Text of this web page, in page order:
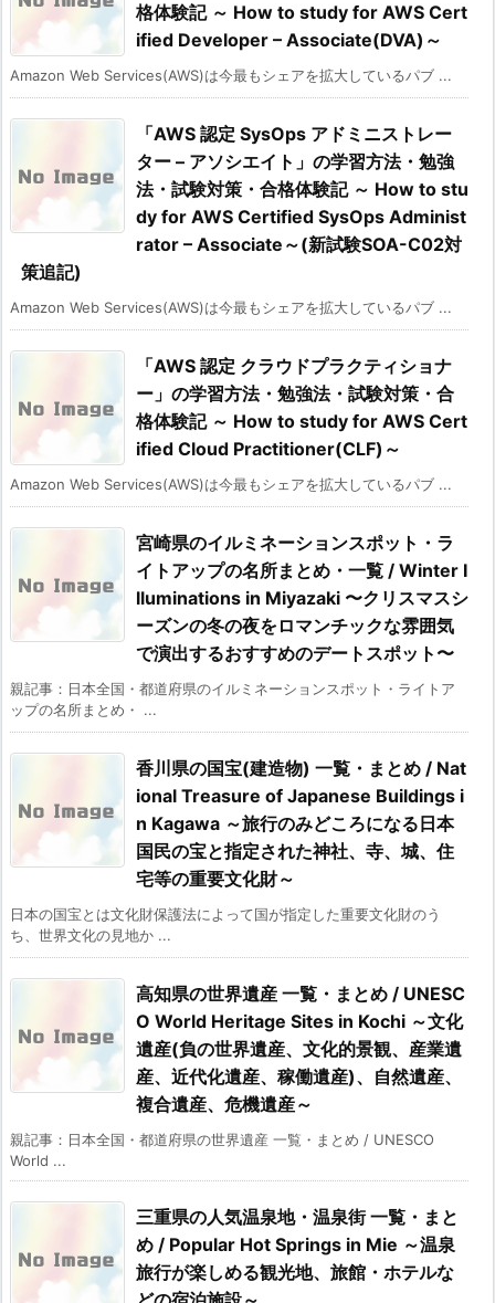
格体験記 ～ How to study for AWS Cert
ified Developer – Associate(DVA)～
Amazon Web Services(AWS)は今最もシェアを拡大しているパブ ...
「AWS 認定 SysOps アドミニストレー
ター – アソシエイト」の学習方法・勉強
法・試験対策・合格体験記 ～ How to stu
dy for AWS Certified SysOps Administ
rator – Associate～(新試験SOA-C02対
策追記)
Amazon Web Services(AWS)は今最もシェアを拡大しているパブ ...
「AWS 認定 クラウドプラクティショナ
ー」の学習方法・勉強法・試験対策・合
格体験記 ～ How to study for AWS Cert
ified Cloud Practitioner(CLF)～
Amazon Web Services(AWS)は今最もシェアを拡大しているパブ ...
宮崎県のイルミネーションスポット・ラ
イトアップの名所まとめ・一覧 / Winter I
lluminations in Miyazaki 〜クリスマスシ
ーズンの冬の夜をロマンチックな雰囲気
で演出するおすすめのデートスポット〜
親記事：日本全国・都道府県のイルミネーションスポット・ライトア
ップの名所まとめ・ ...
香川県の国宝(建造物) 一覧・まとめ / Nat
ional Treasure of Japanese Buildings i
n Kagawa ～旅行のみどころになる日本
国民の宝と指定された神社、寺、城、住
宅等の重要文化財～
日本の国宝とは文化財保護法によって国が指定した重要文化財のう
ち、世界文化の見地か ...
高知県の世界遺産 一覧・まとめ / UNESC
O World Heritage Sites in Kochi ～文化
遺産(負の世界遺産、文化的景観、産業遺
産、近代化遺産、稼働遺産)、自然遺産、
複合遺産、危機遺産～
親記事：日本全国・都道府県の世界遺産 一覧・まとめ / UNESCO
World ...
三重県の人気温泉地・温泉街 一覧・まと
め / Popular Hot Springs in Mie ～温泉
旅行が楽しめる観光地、旅館・ホテルな